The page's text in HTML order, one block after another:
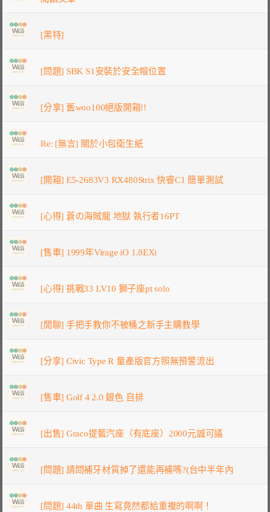
[黑特]
[問題] SBK S1安裝於安全帽位置
[分享] 舊woo100絕版開箱!!
Re: [無言] 關於小包衛生紙
[開箱] E5-2683V3 RX480Strix 快睿C1 簡單測試
[心得] 蒼の海賊龍 地獄 執行者16PT
[售車] 1999年Virage iO 1.8EXi
[心得] 挑戰33 LV10 獅子座pt solo
[閒聊] 手把手教你不被桶之新手主購教學
[分享] Civic Type R 量產版官方照無預警流出
[售車] Golf 4 2.0 銀色 自排
[出售] Graco提籃汽座（有底座）2000元誠可議
[問題] 請問補牙材質掉了還能再補嗎?(台中半年內
[問題] 44th 單曲 生寫竟然都給重複的啊啊！